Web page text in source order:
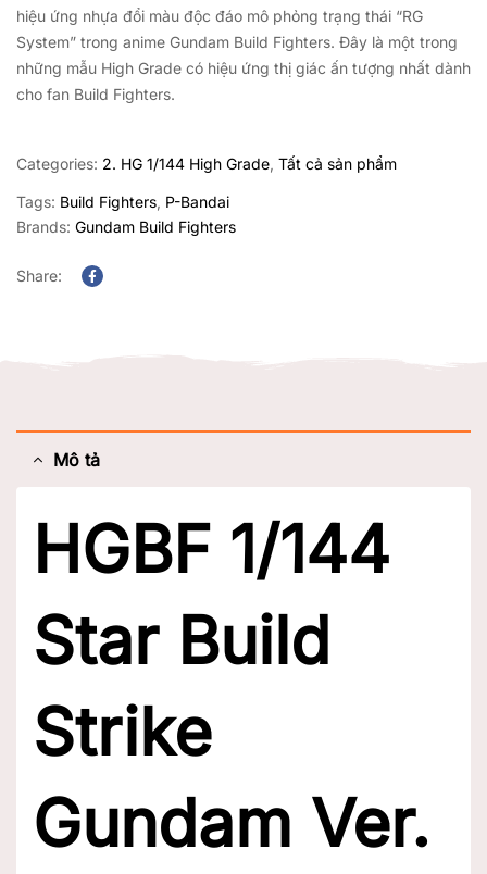
hiệu ứng nhựa đổi màu độc đáo mô phỏng trạng thái “RG
System” trong anime Gundam Build Fighters. Đây là một trong
những mẫu High Grade có hiệu ứng thị giác ấn tượng nhất dành
cho fan Build Fighters.
Categories: 2. HG 1/144 High Grade, Tất cả sản phẩm
Tags: Build Fighters, P-Bandai
Brands: Gundam Build Fighters
Share:
Mô tả
HGBF 1/144
Star Build
Strike
Gundam Ver.